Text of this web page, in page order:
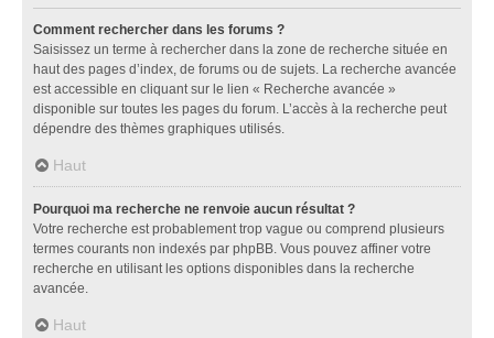
Comment rechercher dans les forums ?
Saisissez un terme à rechercher dans la zone de recherche située en
haut des pages d’index, de forums ou de sujets. La recherche avancée
est accessible en cliquant sur le lien « Recherche avancée »
disponible sur toutes les pages du forum. L’accès à la recherche peut
dépendre des thèmes graphiques utilisés.
Haut
Pourquoi ma recherche ne renvoie aucun résultat ?
Votre recherche est probablement trop vague ou comprend plusieurs
termes courants non indexés par phpBB. Vous pouvez affiner votre
recherche en utilisant les options disponibles dans la recherche
avancée.
Haut